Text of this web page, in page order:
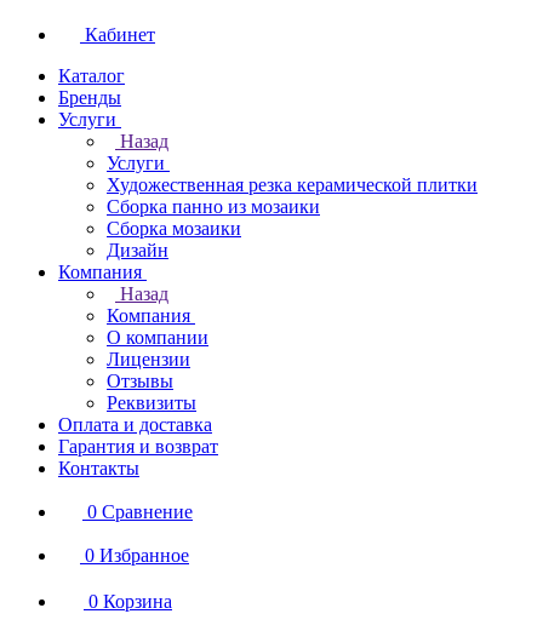
Кабинет
Каталог
Бренды
Услуги
Назад
Услуги
Художественная резка керамической плитки
Сборка панно из мозаики
Сборка мозаики
Дизайн
Компания
Назад
Компания
О компании
Лицензии
Отзывы
Реквизиты
Оплата и доставка
Гарантия и возврат
Контакты
0 Сравнение
0 Избранное
0 Корзина